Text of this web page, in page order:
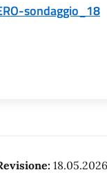
sondaggio_18
18.05.2026